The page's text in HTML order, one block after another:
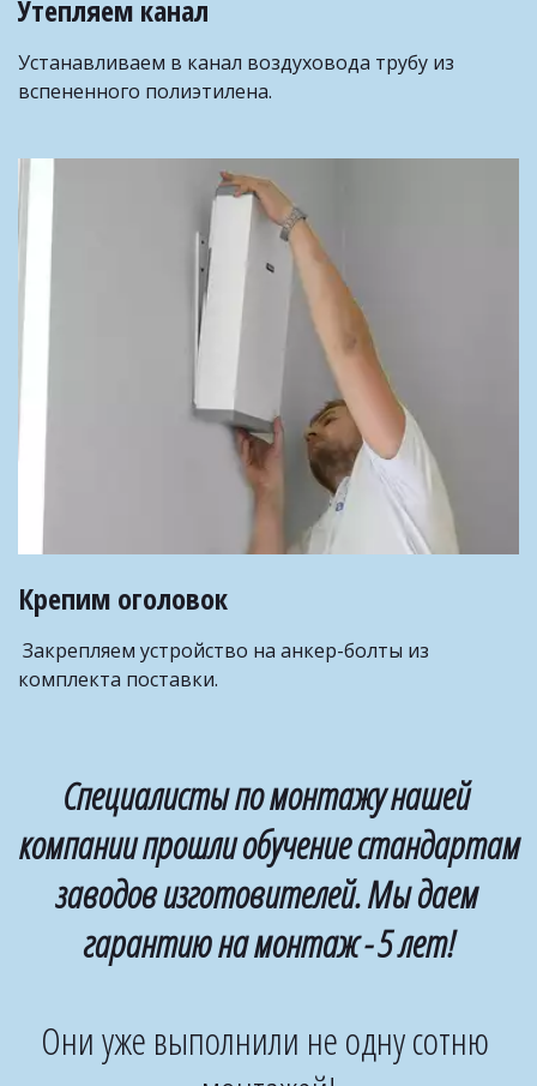
Утепляем канал
Устанавливаем в канал воздуховода трубу из
вспененного полиэтилена.­
Крепим оголовок
Закрепляем устройство на анкер-болты из
комплекта поставки.
Специалисты по монтажу нашей
компании прошли обучение стандартам
заводов изготовителей. Мы даем
гарантию на монтаж - 5 лет!
Они уже выполнили не одну сотню